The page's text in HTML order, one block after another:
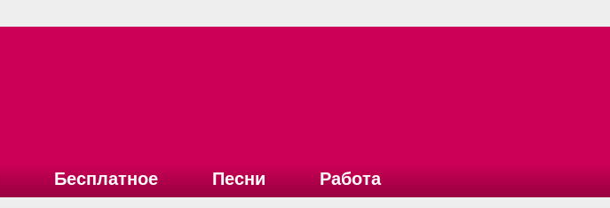
Бесплатное Песни Работа